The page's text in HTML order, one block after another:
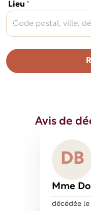
Lieu *(obligatoire)
Avis de
D B
Mme
décédée le